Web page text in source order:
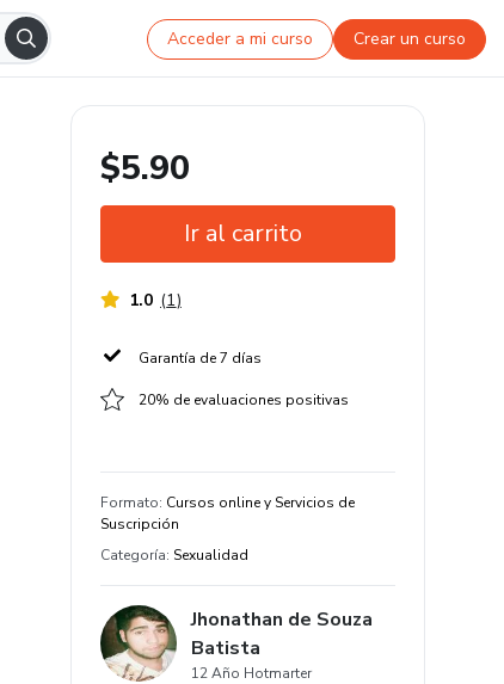
Acceder a mi curso Crear un curso
$5.90
Ir al carrito
1.0 (1)
Garantía de 7 días
20% de evaluaciones positivas
Formato: Cursos online y Servicios de
Suscripción
Categoría: Sexualidad
Jhonathan de Souza
Batista
12 Año Hotmarter